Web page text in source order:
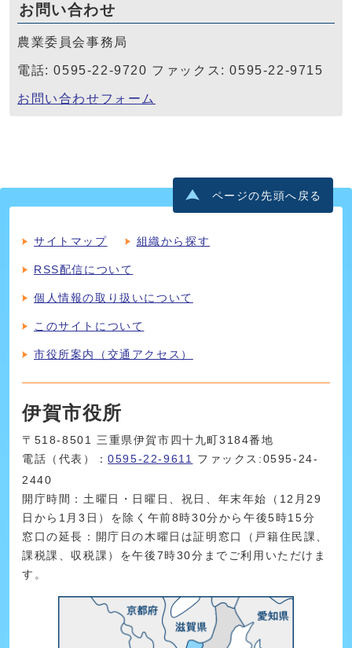
お問い合わせ
農業委員会事務局
電話: 0595-22-9720 ファックス: 0595-22-9715
お問い合わせフォーム
ページの先頭へ戻る
サイトマップ 組織から探す
RSS配信について
個人情報の取り扱いについて
このサイトについて
市役所案内（交通アクセス）
伊賀市役所
〒518-8501 三重県伊賀市四十九町3184番地
電話（代表）：0595-22-9611
ファックス:0595-24-
2440
開庁時間：土曜日・日曜日、祝日、年末年始（12月29
日から1月3日）を除く午前8時30分から午後5時15分
窓口の延長：開庁日の木曜日は証明窓口（戸籍住民課、
課税課、収税課）を午後7時30分までご利用いただけま
す。